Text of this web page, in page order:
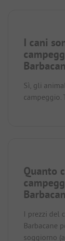
I cani
Sì, gli
campeggio.
Quanto
I prezzi del
Barbacane
soggiorno